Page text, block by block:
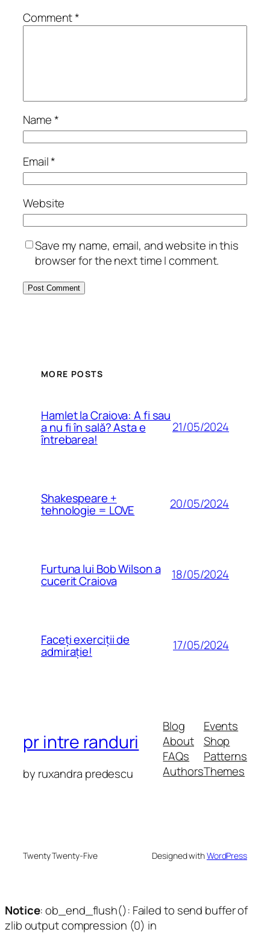
Comment*
Name*
Email*
Website
Save my name, email, and website in this
browser for the next time I comment.
MORE POSTS
Hamlet la Craiova: A fi sau
a nu fi în sală? Asta e
întrebarea!
21/05/2024
Shakespeare +
tehnologie = LOVE 20/05/2024
Furtuna lui Bob Wilson a
cucerit Craiova 18/05/2024
Faceți exerciții de
admirație! 17/05/2024
pr intre randuri
by ruxandra predescu
Blog
About
FAQs
Authors
Events
Shop
Patterns
Themes
Twenty Twenty-Five Designed withWordPress
Notice: ob_end_flush(): Failed to send buffer of
zlib output compression (0) in